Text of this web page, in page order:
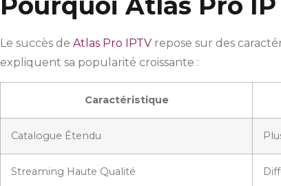
Le succès de Atlas Pro IPTV repose sur des
expliquent sa popularité croissante :
Caractéristique
Catalogue Étendu
Streaming Haute Qualité